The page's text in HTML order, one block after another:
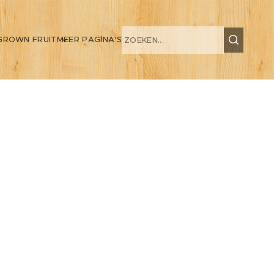
FRUITMEER PAGINA'S